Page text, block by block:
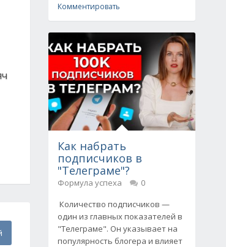
Комментировать
Как набрать
подписчиков в
"Телеграме"?
Формула успеха
0
Количество подписчиков —
один из главных показателей в
"Телеграме". Он указывает на
популярность блогера и влияет